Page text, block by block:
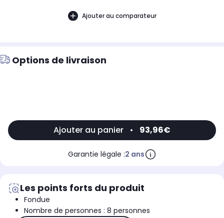
Ajouter au comparateur
Options de livraison
Ajouter au panier • 93,96€
Garantie légale :2 ans
Les points forts du produit
Fondue
Nombre de personnes : 8 personnes